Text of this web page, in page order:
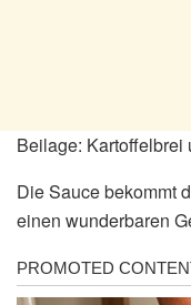
Beilage: Kartoffelbrei
Die Sauce bekommt
einen wunderbaren